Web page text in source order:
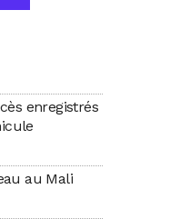
enregistrés
au Mali